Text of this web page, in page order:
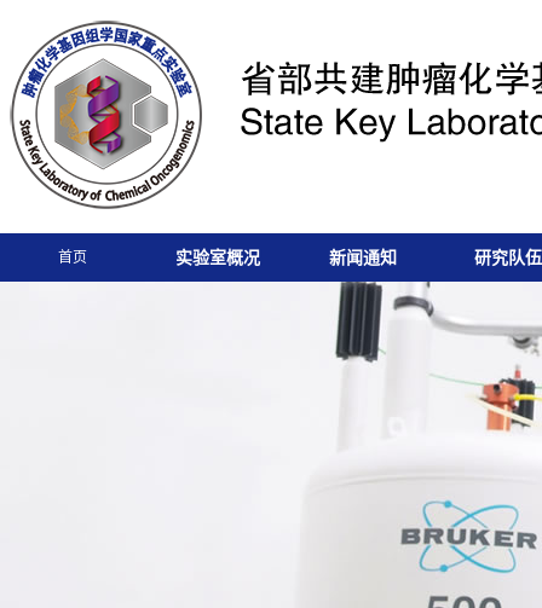
首页 实验室概况 新闻通知 研究队伍